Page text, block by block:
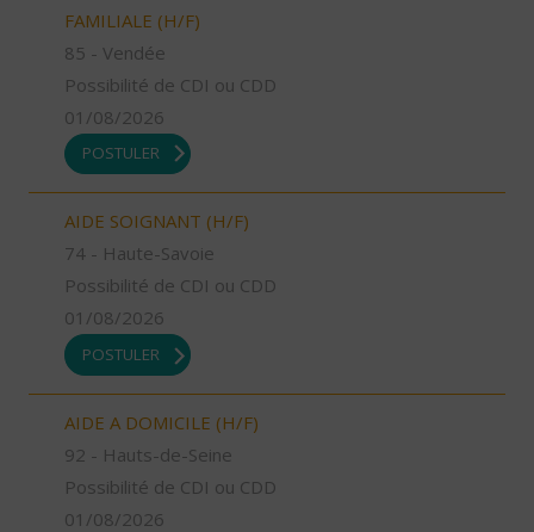
FAMILIALE (H/F)
85 - Vendée
Possibilité de CDI ou CDD
01/08/2026
POSTULER
AIDE SOIGNANT (H/F)
74 - Haute-Savoie
Possibilité de CDI ou CDD
01/08/2026
POSTULER
AIDE A DOMICILE (H/F)
92 - Hauts-de-Seine
Possibilité de CDI ou CDD
01/08/2026